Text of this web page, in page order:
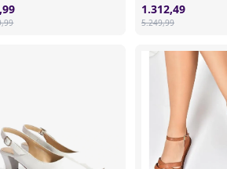
1.312,49
5.249,99